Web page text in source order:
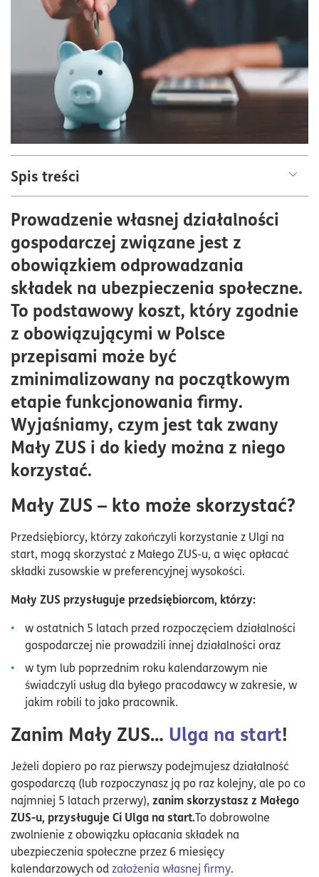
Spis treści
Zanim Mały ZUS… Ulga na start!
Wysokość składek przy Małym ZUS-ie – jaka kwota
obowiązuje?
Mały ZUS – jak długo można z niego korzystać?
Mały ZUS Plus – ile czasu obowiązuje ulga i jakie są jej
zasady?
Prowadzenie własnej działalności
gospodarczej związane jest z
obowiązkiem odprowadzania
składek na ubezpieczenia społeczne.
To podstawowy koszt, który zgodnie
z obowiązującymi w Polsce
przepisami może być
zminimalizowany na początkowym
etapie funkcjonowania firmy.
Wyjaśniamy, czym jest tak zwany
Mały ZUS i do kiedy można z niego
korzystać.
Mały ZUS – kto może skorzystać?
Przedsiębiorcy, którzy zakończyli korzystanie z Ulgi na
start, mogą skorzystać z Małego ZUS-u, a więc opłacać
składki zusowskie w preferencyjnej wysokości.
Mały ZUS przysługuje przedsiębiorcom, którzy:
w ostatnich 5 latach przed rozpoczęciem działalności
gospodarczej nie prowadzili innej działalności oraz
w tym lub poprzednim roku kalendarzowym nie
świadczyli usług dla byłego pracodawcy w zakresie, w
jakim robili to jako pracownik.
Zanim Mały ZUS… Ulga na start!
Jeżeli dopiero po raz pierwszy podejmujesz działalność
gospodarczą (lub rozpoczynasz ją po raz kolejny, ale po co
najmniej 5 latach przerwy), zanim skorzystasz z Małego
ZUS-u, przysługuje Ci Ulga na start.To dobrowolne
zwolnienie z obowiązku opłacania składek na
ubezpieczenia społeczne przez 6 miesięcy
kalendarzowych odzałożenia własnej firmy.